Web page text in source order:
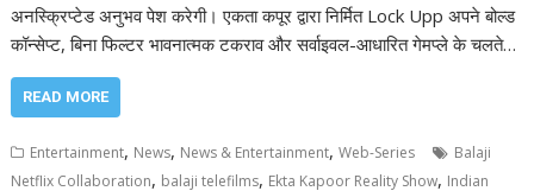
अनस्क्रिप्टेड अनुभव पेश करेगी। एकता कपूर द्वारा निर्मित Lock Upp अपने बोल्ड
कॉन्सेप्ट, बिना फिल्टर भावनात्मक टकराव और सर्वाइवल-आधारित गेमप्ले के चलते…
READ MORE
Entertainment, News, News & Entertainment,Web-Series
Balaji
Netflix Collaboration, balaji telefilms, Ekta Kapoor Reality Show, Indian